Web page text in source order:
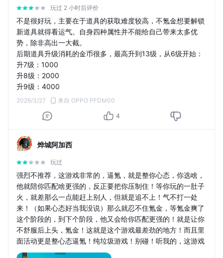
玩过 2 小时后评价
不是很好玩，主要在于道具的获取难度较高，不氪金想要解锁
新道具就得看运气。自身四种属性并不能给自己带来太多优
势，除非高出一大截。
后期道具升级消耗的金币很多，最高升到13级，从6级开始：
升7级：1000
升8级：2000
升9级：4000
升10级：80000
升12级：50000
2026/3/27 来自 OPPO PFDM00
4
烨城阿加西
玩过
强烈不推荐，这游戏非常的，逼氪，就是整你心态，你选啥，
他就陪你匹配啥更强的，反正要把你压制住！等你玩的一肚子
火，就差那么一点能赶上别人，但就是追不上！气不打一处
来！（如果心态好当我没说）那么就忍不住氪金，等氪金爽了
这个阶段的，到下个阶段，他又会给你匹配更强的！就是让你
不舒服后上头，氪金！这就是这个游戏最差劲的地方！而且里
面活动更是整心态逼氪！纯垃圾游戏！别碰！听我的，这游戏
不是解压的，是增压的！能把人气半死！而且，段位能一直